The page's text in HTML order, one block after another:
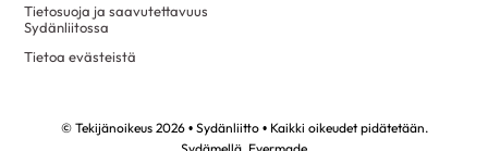
Tietosuoja ja saavutettavuus
Sydänliitossa
Tietoa evästeistä
© Tekijänoikeus 2026 • Sydänliitto • Kaikki oikeudet pidätetään.